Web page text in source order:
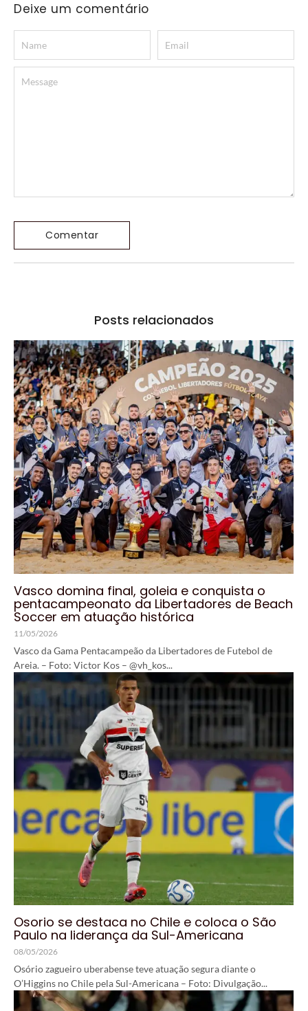
Deixe um comentário
Posts relacionados
Vasco domina final, goleia e conquista o
pentacampeonato da Libertadores de Beach
Soccer em atuação histórica
11/05/2026
Vasco da Gama Pentacampeão da Libertadores de Futebol de
Areia. – Foto: Victor Kos – @vh_kos...
Osorio se destaca no Chile e coloca o São
Paulo na liderança da Sul-Americana
08/05/2026
Osório zagueiro uberabense teve atuação segura diante o
O’Higgins no Chile pela Sul-Americana – Foto: Divulgação...